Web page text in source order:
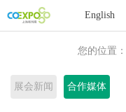
English
首
您的位置：
展会新闻 合作媒体